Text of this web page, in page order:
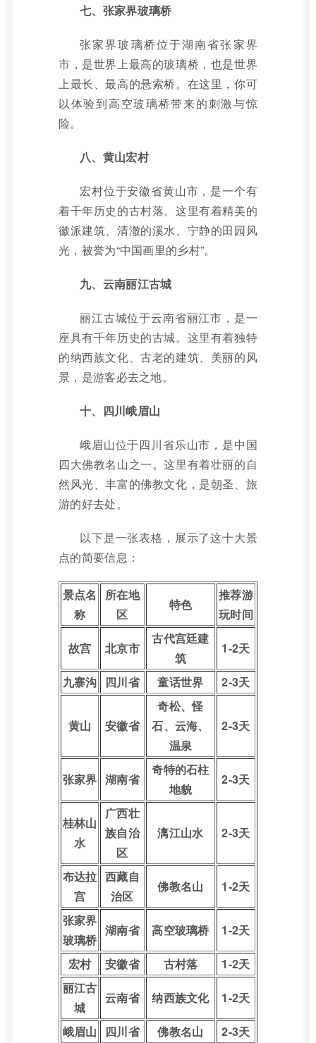
七、张家界玻璃桥
张家界玻璃桥位于湖南省张家界
市，是世界上最高的玻璃桥，也是世界
上最长、最高的悬索桥。在这里，你可
以体验到高空玻璃桥带来的刺激与惊
险。
八、黄山宏村
宏村位于安徽省黄山市，是一个有
着千年历史的古村落。这里有着精美的
徽派建筑、清澈的溪水、宁静的田园风
光，被誉为“中国画里的乡村”。
九、云南丽江古城
丽江古城位于云南省丽江市，是一
座具有千年历史的古城。这里有着独特
的纳西族文化、古老的建筑、美丽的风
景，是游客必去之地。
十、四川峨眉山
峨眉山位于四川省乐山市，是中国
四大佛教名山之一。这里有着壮丽的自
然风光、丰富的佛教文化，是朝圣、旅
游的好去处。
以下是一张表格，展示了这十大景
点的简要信息：
景点名
称
所在地
区
特色
推荐游
玩时间
故宫 北京市
古代宫廷建
筑
1-2天
九寨沟 四川省 童话世界 2-3天
黄山 安徽省
奇松、怪
石、云海、
温泉
2-3天
张家界 湖南省
奇特的石柱
地貌
2-3天
桂林山
水
广西壮
族自治
区
漓江山水 2-3天
布达拉
宫
西藏自
治区
佛教名山 1-2天
张家界
玻璃桥
湖南省 高空玻璃桥 1-2天
宏村 安徽省 古村落
1-2天
丽江古
城
云南省 纳西族文化 1-2天
峨眉山 四川省 佛教名山 2-3天